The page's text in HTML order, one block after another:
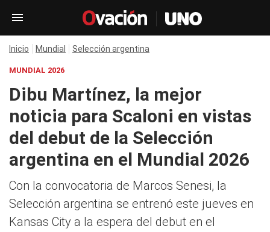
Inicio Mundial Selección argentina
MUNDIAL 2026
Dibu Martínez, la mejor
noticia para Scaloni en vistas
del debut de la Selección
argentina en el Mundial 2026
Con la convocatoria de Marcos Senesi, la
Selección argentina se entrenó este jueves en
Kansas City a la espera del debut en el